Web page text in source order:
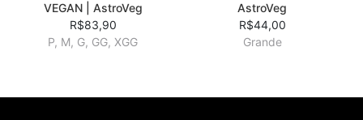
VEGAN | AstroVeg
R$83,90
P, M, G, GG, XGG
AstroVeg
R$44,00
Grande